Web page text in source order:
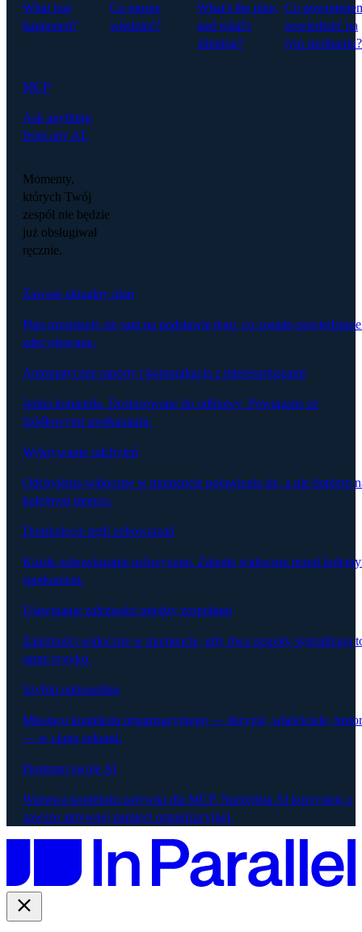
What just
happened?
Co muszę
wiedzieć?
What's the plan,
and what's
slipping?
Co
powiedzieć na
tym spotkaniu?
MCP
Ask anything
from any AI.
Momenty,
których Twój
zespół nie będzie
już obsługiwał
ręcznie.
Zawsze aktualny plan
Plan przepisuje się sam na podstawie tego, co zostało
zdecydowane.
Automatyczne raporty i komunikacja z interesariuszami
Jedna komenda. Dostosowane do odbiorcy. Powiązane ze
źródłowymi spotkaniami.
Wykrywanie odchyleń
Odchylenia widoczne w momencie pojawienia się, a nie dopiero
kolejnym steerco.
Domknięcie pętli zobowiązań
Każde zobowiązanie uchwycone. Zaległe widoczne przed
spotkaniem.
Ujawnianie zależności między zespołami
Zależności widoczne w momencie, gdy dwa zespoły sygnalizują
samo ryzyko.
Szybki onboarding
Miesiące kontekstu organizacyjnego — decyzje, właściciele,
— w ciągu sekund.
Dostosuj swoje AI
Warstwa kontekstu natywna dla MCP. Narzędzia AI korzystają z
zawsze aktywnej pamięci organizacyjnej.